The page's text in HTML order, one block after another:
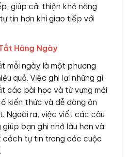
giúp cải thiện khả năng
tin hơn khi giao tiếp với
Hàng Ngày
mỗi ngày là một phương
quả. Việc ghi lại những gì
các bài học và từ vựng mới
kiến thức và dễ dàng ôn
Ngoài ra, việc viết các câu
bạn ghi nhớ lâu hơn và
cách tự tin trong các cuộc